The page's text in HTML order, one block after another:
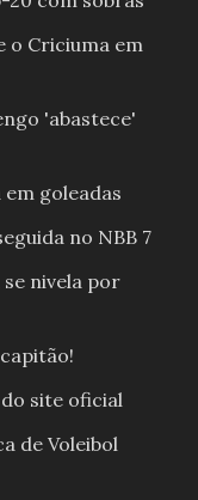
o Criciuma em
'abastece'
goleadas
no NBB 7
nivela por
site oficial
de Voleibol